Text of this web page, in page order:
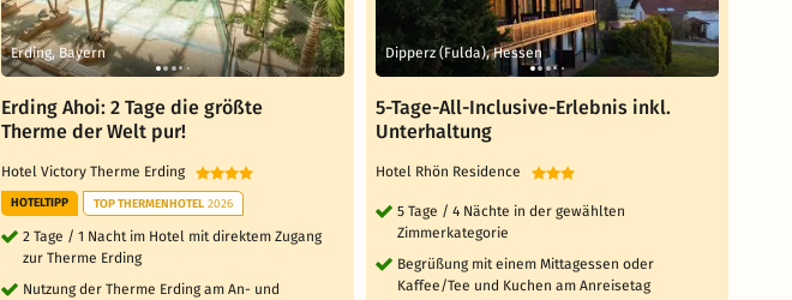
Erding, Bayern
Erding Ahoi: 2 Tage die größte
Therme der Welt pur!
Hotel Victory Therme Erding
HOTELTIPP TOP THERMENHOTEL 2026
2 Tage / 1 Nacht im Hotel mit direktem Zugang
zur Therme Erding
Nutzung der Therme Erding am An- und
Dipperz (Fulda), Hessen
5-Tage-All-Inclusive-Erlebnis inkl.
Unterhaltung
Hotel Rhön Residence
5 Tage / 4 Nächte in der gewählten
Zimmerkategorie
Begrüßung mit einem Mittagessen oder
Kaffee/Tee und Kuchen am Anreisetag